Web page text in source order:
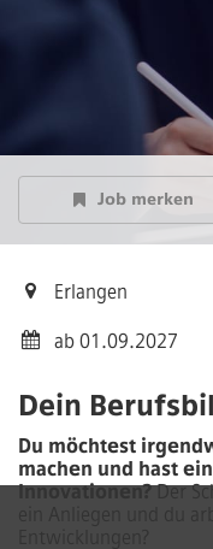
Job merken
Erlangen
ab 01.09.2027
Dein
Du möchtest
machen und hast
Innovationen?Der
ein Anliegen und du